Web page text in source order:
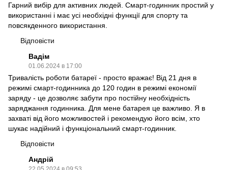
Гарний вибір для активних людей. Смарт-годинник простий у
використанні і має усі необхідні функції для спорту та
повсякденного використання.
Відповісти
Вадім
01.06.2024 в 17:00
Тривалість роботи батареї - просто вражає! Від 21 дня в
режимі смарт-годинника до 120 годин в режимі економії
заряду - це дозволяє забути про постійну необхідність
заряджання годинника. Для мене батарея це важливо. Я в
захваті від його можливостей і рекомендую його всім, хто
шукає надійний і функціональний смарт-годинник.
Відповісти
Андрій